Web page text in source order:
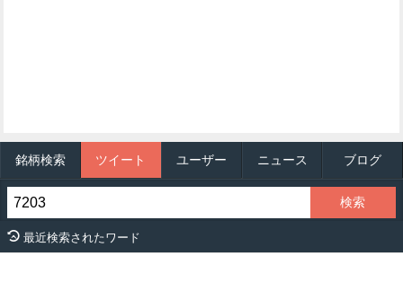
銘柄検索 ツイート ユーザー ニュース ブログ
最近検索されたワード